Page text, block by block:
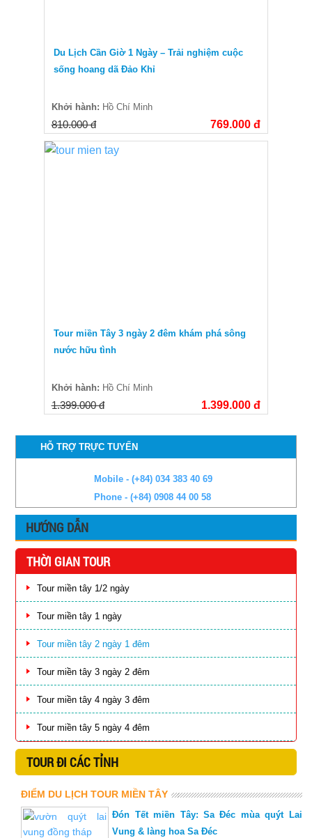
Du Lịch Cần Giờ 1 Ngày – Trải nghiệm cuộc
sống hoang dã Đảo Khỉ
Khởi hành: Hồ Chí Minh
810.000 đ 769.000 đ
Tour miền Tây 3 ngày 2 đêm khám phá sông
nước hữu tình
Khởi hành: Hồ Chí Minh
1.399.000 đ 1.399.000 đ
HỖ TRỢ TRỰC TUYẾN
Mobile - (+84) 034 383 40 69
Phone - (+84) 0908 44 00 58
HƯỚNG DẪN
THỜI GIAN TOUR
Tour miền tây 1/2 ngày
Tour miền tây 1 ngày
Tour miền tây 2 ngày 1 đêm
Tour miền tây 3 ngày 2 đêm
Tour miền tây 4 ngày 3 đêm
Tour miền tây 5 ngày 4 đêm
TOUR ĐI CÁC TỈNH
ĐIỂM DU LỊCH TOUR MIỀN TÂY
Đón Tết miền Tây: Sa Đéc mùa quýt Lai
Vung & làng hoa Sa Đéc